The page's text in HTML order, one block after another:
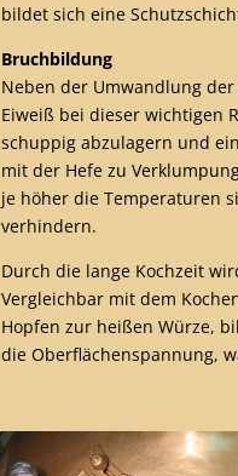
bildet sich eine
Bruchbildung
Neben der Umwandlung
Eiweiß bei dieser wichtigen
schuppig abzulagern und
mit der Hefe zu
je höher die Temperaturen
verhindern.
Durch die lange Kochzeit
Vergleichbar mit dem
Hopfen zur heißen Würze,
die Oberflächenspannung,